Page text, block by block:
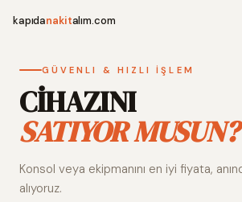
kapıdanakitalım.com
GÜVENLI & HIZLI İŞLEM
CİHAZINI
SATIYOR MUSUN?
Konsol veya ekipmanını en iyi fiyata,
alıyoruz.